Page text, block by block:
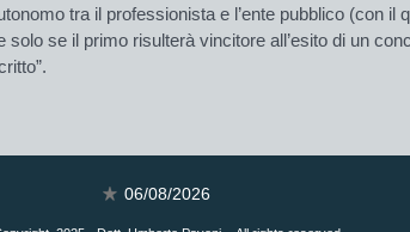
tra il professionista e l’ente pubblico (con
se il primo risulterà vincitore all’esito di un
”.
06/08/2026